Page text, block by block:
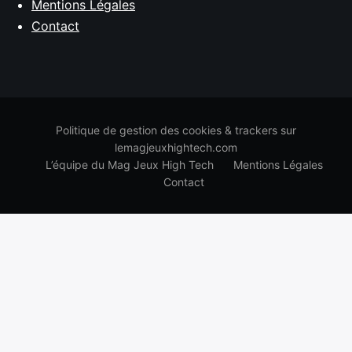
Mentions Légales
Contact
Politique de gestion des cookies & trackers sur
lemagjeuxhightech.com
L’équipe du Mag Jeux High Tech
Mentions Légales
Contact